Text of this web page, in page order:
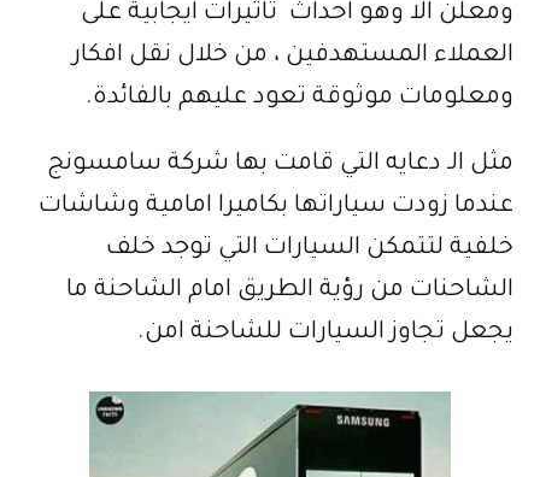
ومعلن الا وهو احداث تاثيرات ايجابية على
العملاء المستهدفين ، من خلال نقل افكار
ومعلومات موثوقة تعود عليهم بالفائدة.
مثل الـ دعايه التي قامت بها شركة سامسونج
عندما زودت سياراتها بكاميرا امامية وشاشات
خلفية لتتمكن السيارات التي توجد خلف
الشاحنات من رؤية الطريق امام الشاحنة ما
يجعل تجاوز السيارات للشاحنة امن.